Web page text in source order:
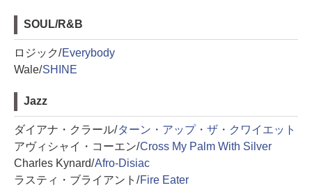
SOUL/R&B
ロジック/Everybody
Wale/SHINE
Jazz
ダイアナ・クラール/ターン・アップ・ザ・クワイエット
アヴィシャイ・コーエン/Cross My Palm With Silver
Charles Kynard/Afro-Disiac
ラスティ・ブライアント/Fire Eater